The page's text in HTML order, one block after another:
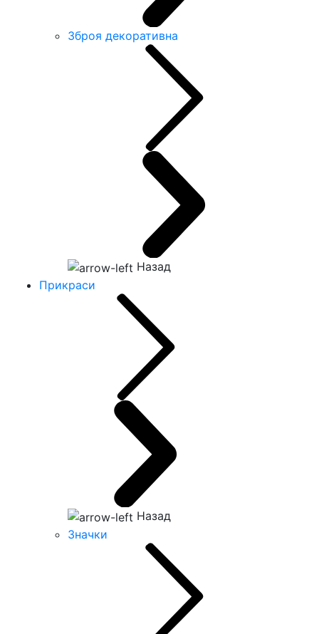
Зброя декоративна
Назад
Прикраси
Назад
Значки